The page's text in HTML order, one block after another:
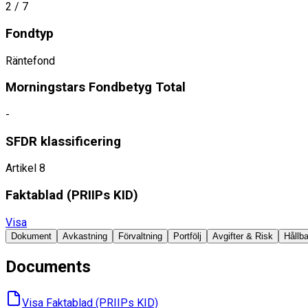
2 / 7
Fondtyp
Räntefond
Morningstars Fondbetyg Total
-
SFDR klassificering
Artikel 8
Faktablad ​(PRIIPs KID)
Visa
Dokument Avkastning Förvaltning Portfölj Avgifter & Risk
Documents
Visa Faktablad ​(PRIIPs KID)